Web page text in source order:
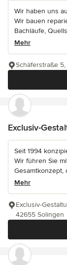
Wir haben uns
Wir bauen
Bachläufe,
Mehr
Schäferstraße 5,
Exclusiv-
Seit 1994
Wir führen Sie
Gesamtkonzept,
Mehr
Exclusiv-
42655 Solingen